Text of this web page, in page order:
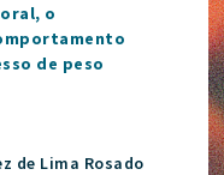
o
de peso
de Lima Rosado